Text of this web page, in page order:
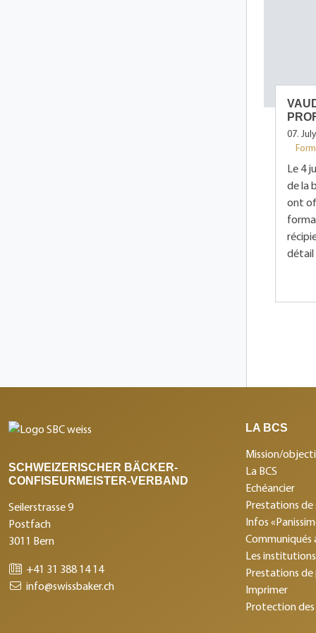
07.
Le 4
de la
ont
SCHWEIZERISCHER BÄCKER-
CONFISEURMEISTER-VERBAND
Seilerstrasse 9
Postfach
3011 Bern
+41 31 388 14 14
info@swissbaker.ch
LA BCS
Mission/
La BCS
Echéancier
Prestations de
Infos
Communiqués
Les institutions
Prestations
Imprimer
Protection